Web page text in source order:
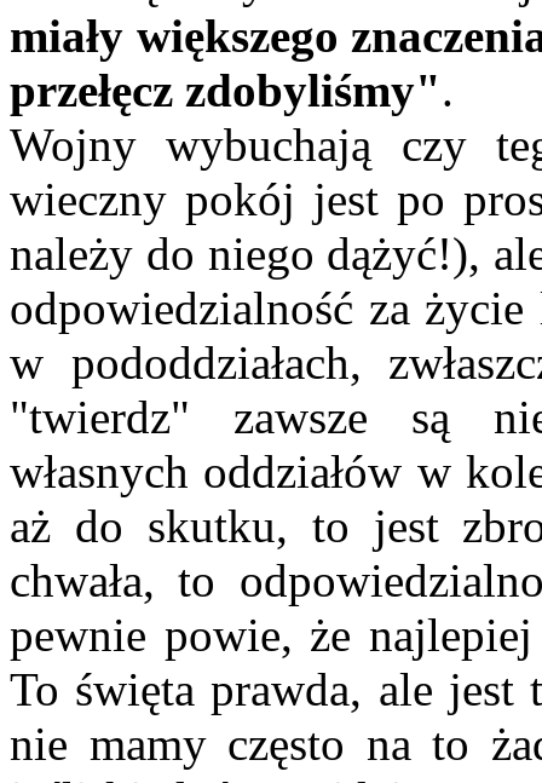
miały większego
przełęcz zdobyliśmy".
Wojny wybuchają czy
wieczny pokój jest po
należy do niego dążyć!),
odpowiedzialność za
w pododdziałach,
"twierdz" zawsze są
własnych oddziałów w
aż do skutku, to jest
chwała, to
pewnie powie, że
To święta prawda, ale
nie mamy często na to